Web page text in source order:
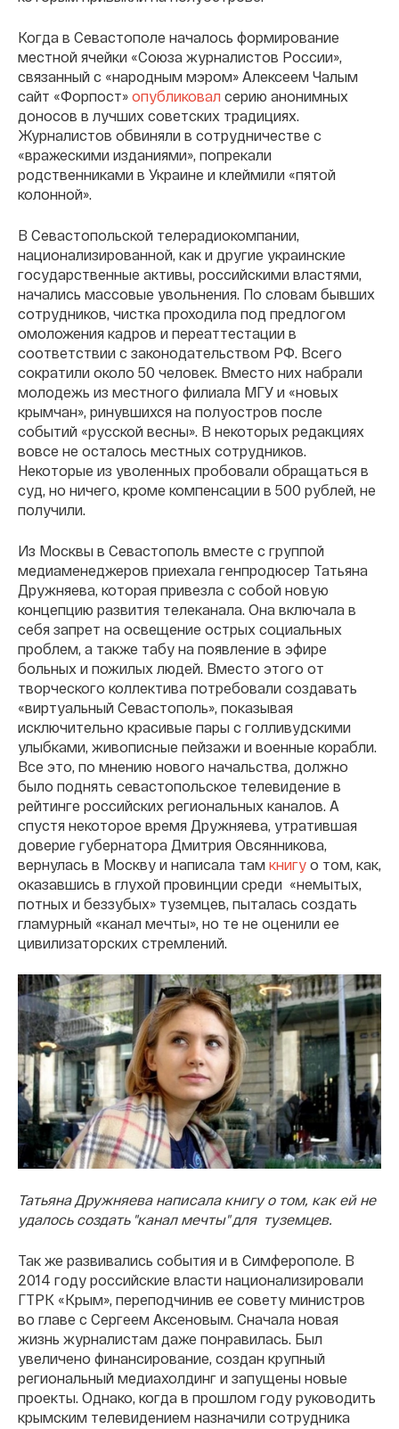
Когда в Севастополе началось формирование
местной ячейки «Союза журналистов России»,
связанный с «народным мэром» Алексеем Чалым
сайт «Форпост» опубликовал серию анонимных
доносов в лучших советских традициях.
Журналистов обвиняли в сотрудничестве с
«вражескими изданиями», попрекали
родственниками в Украине и клеймили «пятой
колонной».
В Севастопольской телерадиокомпании,
национализированной, как и другие украинские
государственные активы, российскими властями,
начались массовые увольнения. По словам бывших
сотрудников, чистка проходила под предлогом
омоложения кадров и переаттестации в
соответствии с законодательством РФ. Всего
сократили около 50 человек. Вместо них набрали
молодежь из местного филиала МГУ и «новых
крымчан», ринувшихся на полуостров после
событий «русской весны». В некоторых редакциях
вовсе не осталось местных сотрудников.
Некоторые из уволенных пробовали обращаться в
суд, но ничего, кроме компенсации в 500 рублей, не
получили.
Из Москвы в Севастополь вместе с группой
медиаменеджеров приехала генпродюсер Татьяна
Дружняева, которая привезла с собой новую
концепцию развития телеканала. Она включала в
себя запрет на освещение острых социальных
проблем, а также табу на появление в эфире
больных и пожилых людей. Вместо этого от
творческого коллектива потребовали создавать
«виртуальный Севастополь», показывая
исключительно красивые пары с голливудскими
улыбками, живописные пейзажи и военные корабли.
Все это, по мнению нового начальства, должно
было поднять севастопольское телевидение в
рейтинге российских региональных каналов. А
спустя некоторое время Дружняева, утратившая
доверие губернатора Дмитрия Овсянникова,
вернулась в Москву и написала там книгу о том, как,
оказавшись в глухой провинции среди «немытых,
потных и беззубых» туземцев, пыталась создать
гламурный «канал мечты», но те не оценили ее
цивилизаторских стремлений.
Татьяна Дружняева написала книгу о том, как ей не
удалось создать "канал мечты" для туземцев.
Так же развивались события и в Симферополе. В
2014 году российские власти национализировали
ГТРК «Крым», переподчинив ее совету министров
во главе с Сергеем Аксеновым. Сначала новая
жизнь журналистам даже понравилась. Был
увеличено финансирование, создан крупный
региональный медиахолдинг и запущены новые
проекты. Однако, когда в прошлом году руководить
крымским телевидением назначили сотрудника